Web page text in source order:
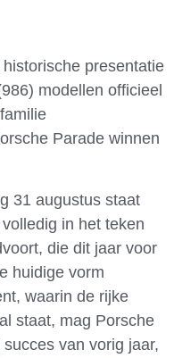
presentatie
modellen officieel
Parade winnen
31 augustus staat
in het teken
die dit jaar voor
huidige vorm
waarin de rijke
staat, mag Porsche
van vorig jaar,